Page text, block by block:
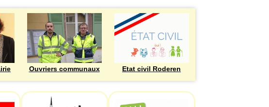
Ouvriers communaux Etat civil Roderen